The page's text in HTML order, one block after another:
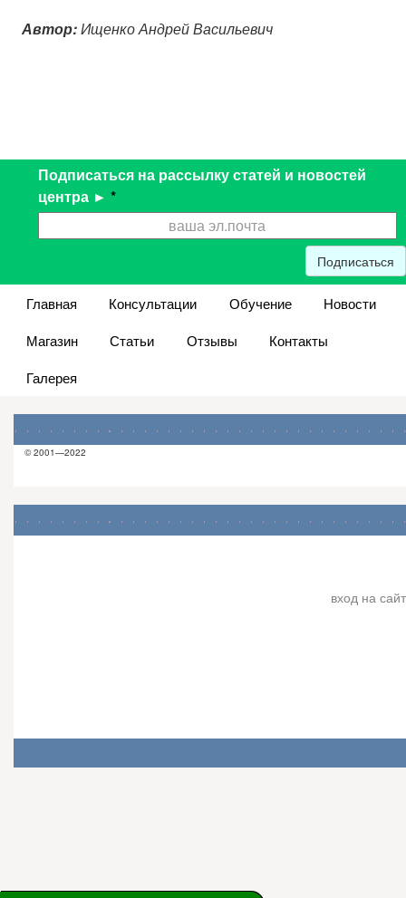
Автор:Ищенко Андрей Васильевич
Подписаться на рассылку статей и новостей
центра ► *
Подписаться
Главная Консультации Обучение
Новости
Магазин
Статьи Отзывы
Контакты
Галерея
© 2001—2022
вход на сайт